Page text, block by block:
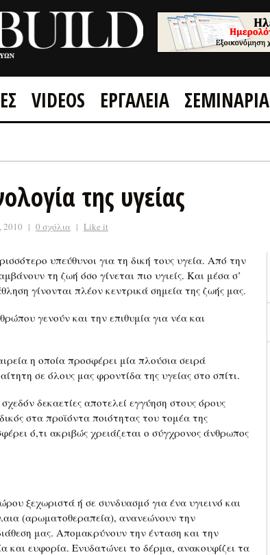
VIDEOS ΕΡΓΑΛΕΙΑ ΣΕΜΙΝΑΡΙΑ
της υγείας
2010 | 0 σχόλια | Like it
υπεύθυνοι για τη δική τους υγεία. Από την
τη ζωή όσο γίνεται πιο υγιείς. Και μέσα σ’
γίνονται πλέον κεντρικά σημεία της ζωής μας.
γενούν και την επιθυμία για νέα και
η οποία προσφέρει μία πλούσια σειρά
σε όλους μας φροντίδα της υγείας στο σπίτι.
δεκαετίες αποτελεί εγγύηση στους όρους
στα προϊόντα ποιότητας του τομέα της
ό,τι ακριβώς χρειάζεται ο σύγχρονος άνθρωπος
ξεχωριστά ή σε συνδυασμό για ένα υγιεινό και
(αρωματοθεραπεία), ανανεώνουν την
μας. Απομακρύνουν την ένταση και την
και ευφορία. Ενυδατώνει το δέρμα, ανακουφίζει τα